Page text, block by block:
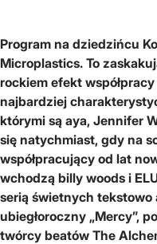
Program na dziedzińcu
Microplastics. To
rockiem efekt
najbardziej
którymi są aya, Jennifer
się natychmiast, gdy na
współpracujący od lat
wchodzą billy woods i
serią świetnych
ubiegłoroczny „Mercy”,
twórcy beatów The